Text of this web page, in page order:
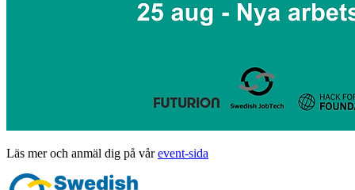
Läs mer och anmäl dig på vårevent-sida